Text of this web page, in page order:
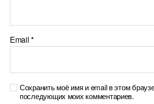
Email*
Сохранить моё имя и email в этом
последующих моих комментариев.